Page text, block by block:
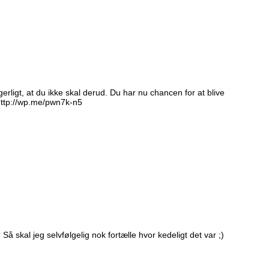
at du ikke skal derud. Du har nu chancen for at blive
wp.me/pwn7k-n5
skal jeg selvfølgelig nok fortælle hvor kedeligt det var ;)